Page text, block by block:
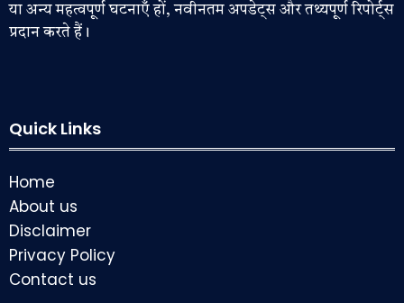
या अन्य महत्वपूर्ण घटनाएँ हों, नवीनतम अपडेट्स और तथ्यपूर्ण रिपोर्ट्स
प्रदान करते हैं।
Quick Links
Home
About us
Disclaimer
Privacy Policy
Contact us